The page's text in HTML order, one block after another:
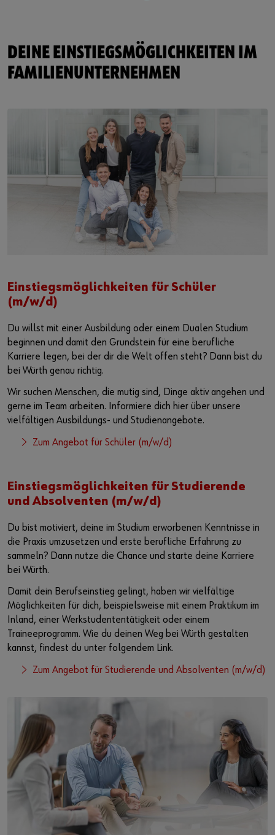
DEINE EINSTIEGSMÖGLICHKEITEN IM
FAMILIENUNTERNEHMEN
Einstiegsmöglichkeiten für Schüler
(m/w/d)
Du willst mit einer Ausbildung oder einem Dualen Studium
beginnen und damit den Grundstein für eine berufliche
Karriere legen, bei der dir die Welt offen steht? Dann bist du
bei Würth genau richtig.
Wir suchen Menschen, die mutig sind, Dinge aktiv angehen und
gerne im Team arbeiten. Informiere dich hier über unsere
vielfältigen Ausbildungs- und Studienangebote.
Zum Angebot für Schüler (m/w/d)
Einstiegsmöglichkeiten für Studierende
und Absolventen (m/w/d)
Du bist motiviert, deine im Studium erworbenen Kenntnisse in
die Praxis umzusetzen und erste berufliche Erfahrung zu
sammeln? Dann nutze die Chance und starte deine Karriere
bei Würth.
Damit dein Berufseinstieg gelingt, haben wir vielfältige
Möglichkeiten für dich, beispielsweise mit einem Praktikum im
Inland, einer Werkstudententätigkeit oder einem
Traineeprogramm. Wie du deinen Weg bei Würth gestalten
kannst, findest du unter folgendem Link.
Zum Angebot für Studierende und Absolventen (m/w/d)